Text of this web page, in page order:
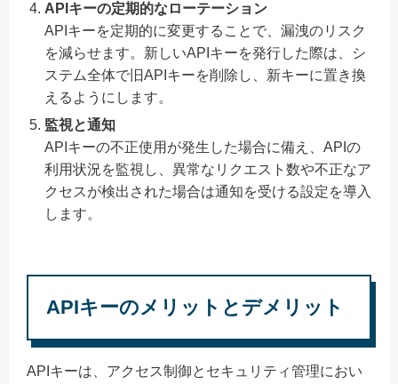
APIキーの定期的なローテーション
APIキーを定期的に変更することで、漏洩のリスク
を減らせます。新しいAPIキーを発行した際は、シ
ステム全体で旧APIキーを削除し、新キーに置き換
えるようにします。
監視と通知
APIキーの不正使用が発生した場合に備え、APIの
利用状況を監視し、異常なリクエスト数や不正なア
クセスが検出された場合は通知を受ける設定を導入
します。
APIキーのメリットとデメリット
APIキーは、アクセス制御とセキュリティ管理におい